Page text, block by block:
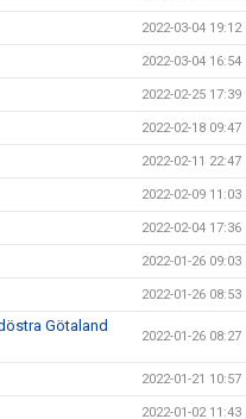
2022-03-04 19:12
2022-03-04 16:54
2022-02-25 17:39
2022-02-18 09:47
2022-02-11 22:47
2022-02-09 11:03
2022-02-04 17:36
2022-01-26 09:03
2022-01-26 08:53
Götaland
2022-01-26 08:27
2022-01-21 10:57
2022-01-02 11:43